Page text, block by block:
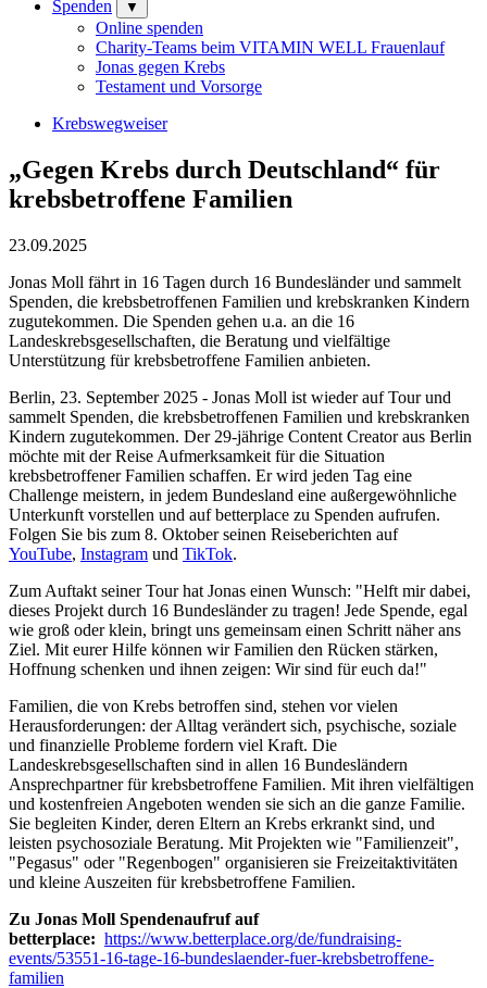
Spenden
▼
Online spenden
Charity-Teams beim VITAMIN WELL Frauenlauf
Jonas gegen Krebs
Testament und Vorsorge
Krebswegweiser
„Gegen Krebs durch Deutschland“ für
krebsbetroffene Familien
23.09.2025
Jonas Moll fährt in 16 Tagen durch 16 Bundesländer und sammelt
Spenden, die krebsbetroffenen Familien und krebskranken Kindern
zugutekommen. Die Spenden gehen u.a. an die 16
Landeskrebsgesellschaften, die Beratung und vielfältige
Unterstützung für krebsbetroffene Familien anbieten.
Berlin, 23. September 2025 - Jonas Moll ist wieder auf Tour und
sammelt Spenden, die krebsbetroffenen Familien und krebskranken
Kindern zugutekommen. Der 29-jährige Content Creator aus Berlin
möchte mit der Reise Aufmerksamkeit für die Situation
krebsbetroffener Familien schaffen. Er wird jeden Tag eine
Challenge meistern, in jedem Bundesland eine außergewöhnliche
Unterkunft vorstellen und auf betterplace zu Spenden aufrufen.
Folgen Sie bis zum 8. Oktober seinen Reiseberichten auf
YouTube, Instagram und TikTok.
Zum Auftakt seiner Tour hat Jonas einen Wunsch: "Helft mir dabei,
dieses Projekt durch 16 Bundesländer zu tragen! Jede Spende, egal
wie groß oder klein, bringt uns gemeinsam einen Schritt näher ans
Ziel. Mit eurer Hilfe können wir Familien den Rücken stärken,
Hoffnung schenken und ihnen zeigen: Wir sind für euch da!"
Familien, die von Krebs betroffen sind, stehen vor vielen
Herausforderungen: der Alltag verändert sich, psychische, soziale
und finanzielle Probleme fordern viel Kraft. Die
Landeskrebsgesellschaften sind in allen 16 Bundesländern
Ansprechpartner für krebsbetroffene Familien. Mit ihren vielfältigen
und kostenfreien Angeboten wenden sie sich an die ganze Familie.
Sie begleiten Kinder, deren Eltern an Krebs erkrankt sind, und
leisten psychosoziale Beratung. Mit Projekten wie "Familienzeit",
"Pegasus" oder "Regenbogen" organisieren sie Freizeitaktivitäten
und kleine Auszeiten für krebsbetroffene Familien.
Zu Jonas Moll Spendenaufruf auf
betterplace: https://www.betterplace.org/de/fundraising-
events/53551-16-tage-16-bundeslaender-fuer-krebsbetroffene-
familien